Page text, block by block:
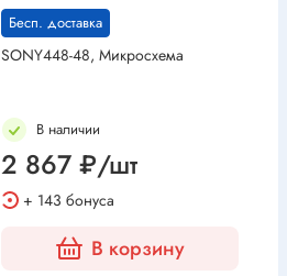
Бесп. доставка
SONY448-48, Микросхема
В наличии
2 867 ₽/шт
+ 143 бонуса
В корзину